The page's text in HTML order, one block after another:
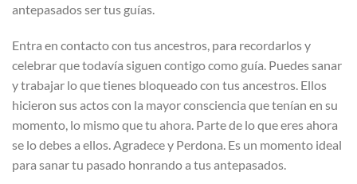
antepasados ser tus guías.
Entra en contacto con tus ancestros, para recordarlos y
celebrar que todavía siguen contigo como guía. Puedes sanar
y trabajar lo que tienes bloqueado con tus ancestros. Ellos
hicieron sus actos con la mayor consciencia que tenían en su
momento, lo mismo que tu ahora. Parte de lo que eres ahora
se lo debes a ellos. Agradece y Perdona. Es un momento ideal
para sanar tu pasado honrando a tus antepasados.